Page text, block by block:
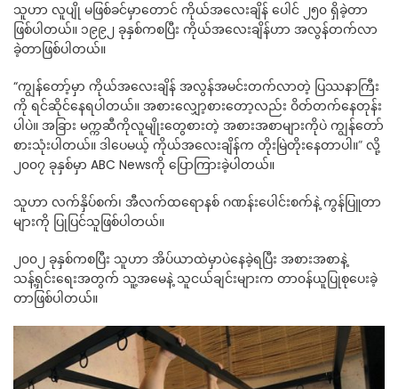
သူဟာ လူပျို မဖြစ်ခင်မှာတောင် ကိုယ်အလေးချိန် ပေါင် ၂၅၀ ရှိခဲ့တာ
ဖြစ်ပါတယ်။ ၁၉၉၂ ခုနှစ်ကစပြီး ကိုယ်အလေးချိန်ဟာ အလွန်တက်လာ
ခဲ့တာဖြစ်ပါတယ်။
“ကျွန်တော့်မှာ ကိုယ်အလေးချိန် အလွန်အမင်းတက်လာတဲ့ ပြဿနာကြီး
ကို ရင်ဆိုင်နေရပါတယ်။ အစားလျှော့စားတော့လည်း ဝိတ်တက်နေတုန်း
ပါပဲ။ အခြား မက္ကဆီကိုလူမျိုးတွေစားတဲ့ အစားအစာများကိုပဲ ကျွန်တော်
စားသုံးပါတယ်။ ဒါပေမယ့် ကိုယ်အလေးချိန်က တိုးမြဲတိုးနေတာပါ။” လို့
၂၀၀၇ ခုနှစ်မှာ ABC Newsကို ပြောကြားခဲ့ပါတယ်။
သူဟာ လက်နှိပ်စက်၊ အီလက်ထရောနစ် ဂဏန်းပေါင်းစက်နဲ့ ကွန်ပြူတာ
များကို ပြုပြင်သူဖြစ်ပါတယ်။
၂၀၀၂ ခုနှစ်ကစပြီး သူဟာ အိပ်ယာထဲမှာပဲနေခဲ့ရပြီး အစားအစာနဲ့
သန့်ရှင်းရေးအတွက် သူ့အမေနဲ့ သူငယ်ချင်းများက တာ၀န်ယူပြုစုပေးခဲ့
တာဖြစ်ပါတယ်။